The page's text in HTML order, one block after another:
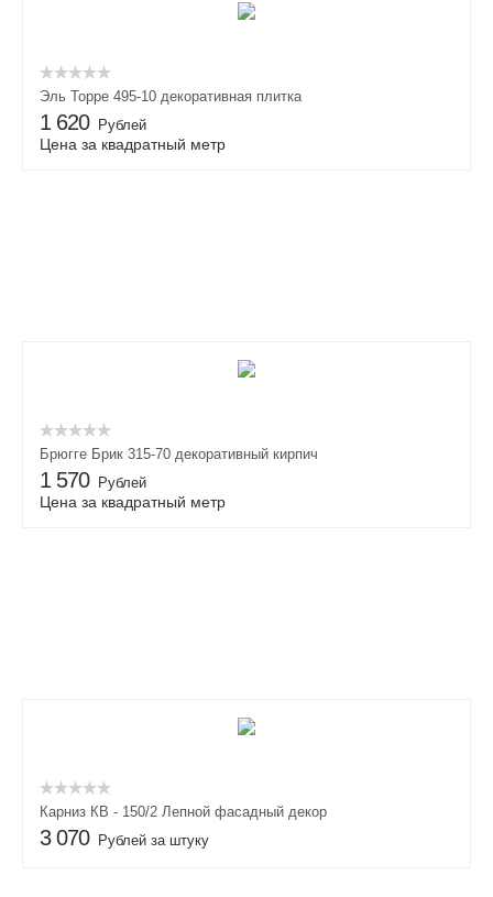
Эль Торре 495-10 декоративная плитка
1 620 Рублей
Цена за квадратный метр
Брюгге Брик 315-70 декоративный кирпич
1 570 Рублей
Цена за квадратный метр
Карниз КВ - 150/2 Лепной фасадный декор
3 070 Рублей за штуку